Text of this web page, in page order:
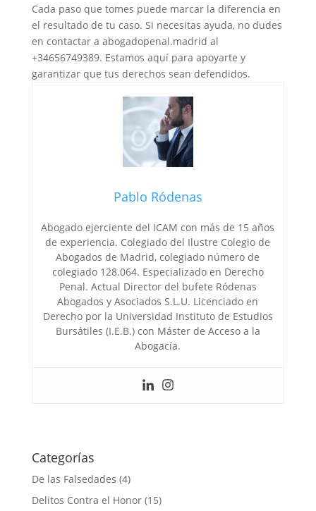
Cada paso que tomes puede marcar la diferencia en
el resultado de tu caso. Si necesitas ayuda, no dudes
en contactar a abogadopenal.madrid al
+34656749389. Estamos aquí para apoyarte y
garantizar que tus derechos sean defendidos.
Pablo Ródenas
Abogado ejerciente del ICAM con más de 15 años
de experiencia. Colegiado del Ilustre Colegio de
Abogados de Madrid, colegiado número de
colegiado 128.064. Especializado en Derecho
Penal. Actual Director del bufete Ródenas
Abogados y Asociados S.L.U. Licenciado en
Derecho por la Universidad Instituto de Estudios
Bursátiles (I.E.B.) con Máster de Acceso a la
Abogacía.
Categorías
De las Falsedades (4)
Delitos Contra el Honor(15)